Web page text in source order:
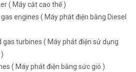
( Máy cắt cao thế )
engines ( Máy phát điện bằng Diesel
turbines ( Máy phát điện sử dụng
( Máy phát điện bằng sức gió )